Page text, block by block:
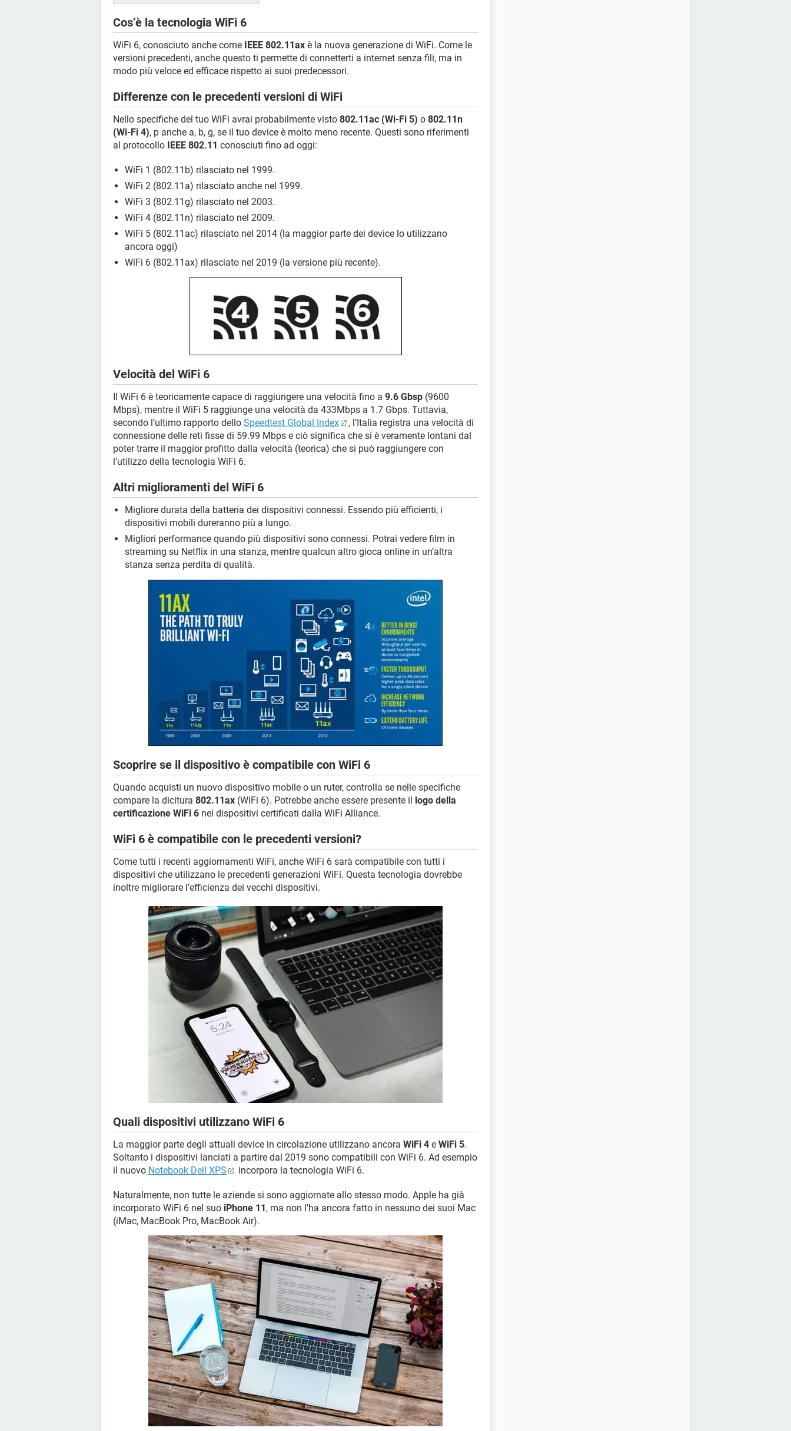
Cos’è la tecnologia WiFi 6
WiFi 6, conosciuto anche come IEEE 802.11ax è la nuova generazione di WiFi. Come le
versioni precedenti, anche questo ti permette di connetterti a internet senza fili, ma in
modo più veloce ed efficace rispetto ai suoi predecessori.
Differenze con le precedenti versioni di WiFi
Nello specifiche del tuo WiFi avrai probabilmente visto 802.11ac (Wi-Fi 5) o 802.11n
(Wi-Fi 4), p anche a, b, g, se il tuo device è molto meno recente. Questi sono riferimenti
al protocollo IEEE 802.11 conosciuti fino ad oggi:
WiFi 1 (802.11b) rilasciato nel 1999.
WiFi 2 (802.11a) rilasciato anche nel 1999.
WiFi 3 (802.11g) rilasciato nel 2003.
WiFi 4 (802.11n) rilasciato nel 2009.
WiFi 5 (802.11ac) rilasciato nel 2014 (la maggior parte dei device lo utilizzano
ancora oggi)
WiFi 6 (802.11ax) rilasciato nel 2019 (la versione più recente).
Velocità del WiFi 6
Il WiFi 6 è teoricamente capace di raggiungere una velocità fino a 9.6 Gbsp (9600
Mbps), mentre il WiFi 5 raggiunge una velocità da 433Mbps a 1.7 Gbps. Tuttavia,
secondo l’ultimo rapporto dello Speedtest Global Index
, l’Italia registra una velocità di
connessione delle reti fisse di 59.99 Mbps e ciò significa che si è veramente lontani dal
poter trarre il maggior profitto dalla velocità (teorica) che si può raggiungere con
l’utilizzo della tecnologia WiFi 6.
Altri miglioramenti del WiFi 6
Migliore durata della batteria dei dispositivi connessi. Essendo più efficienti, i
dispositivi mobili dureranno più a lungo.
Migliori performance quando più dispositivi sono connessi. Potrai vedere film in
streaming su Netflix in una stanza, mentre qualcun altro gioca online in un’altra
stanza senza perdita di qualità.
Scoprire se il dispositivo è compatibile con WiFi 6
Quando acquisti un nuovo dispositivo mobile o un ruter, controlla se nelle specifiche
compare la dicitura 802.11ax (WiFi 6). Potrebbe anche essere presente il logo della
certificazione WiFi 6 nei dispositivi certificati dalla WiFi Alliance.
WiFi 6 è compatibile con le precedenti versioni?
Come tutti i recenti aggiornamenti WiFi, anche WiFi 6 sarà compatibile con tutti i
dispositivi che utilizzano le precedenti generazioni WiFi. Questa tecnologia dovrebbe
inoltre migliorare l’efficienza dei vecchi dispositivi.
Quali dispositivi utilizzano WiFi 6
La maggior parte degli attuali device in circolazione utilizzano ancora WiFi 4 e WiFi 5.
Soltanto i dispositivi lanciati a partire dal 2019 sono compatibili con WiFi 6. Ad esempio
il nuovo Notebook Dell XPS incorpora la tecnologia WiFi 6.
Naturalmente, non tutte le aziende si sono aggiornate allo stesso modo. Apple ha già
incorporato WiFi 6 nel suo iPhone 11, ma non l’ha ancora fatto in nessuno dei suoi Mac
(iMac, MacBook Pro, MacBook Air).